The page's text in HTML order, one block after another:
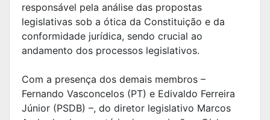
responsável pela análise das propostas
legislativas sob a ótica da Constituição e da
conformidade jurídica, sendo crucial ao
andamento dos processos legislativos.
Com a presença dos demais membros –
Fernando Vasconcelos (PT) e Edivaldo Ferreira
Júnior (PSDB) –, do diretor legislativo Marcos